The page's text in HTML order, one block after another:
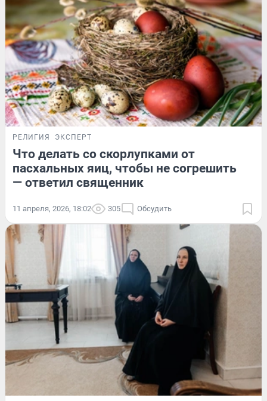
РЕЛИГИЯ ЭКСПЕРТ
Что делать со скорлупками от
пасхальных яиц, чтобы не согрешить
— ответил священник
11 апреля, 2026, 18:02 305 Обсудить